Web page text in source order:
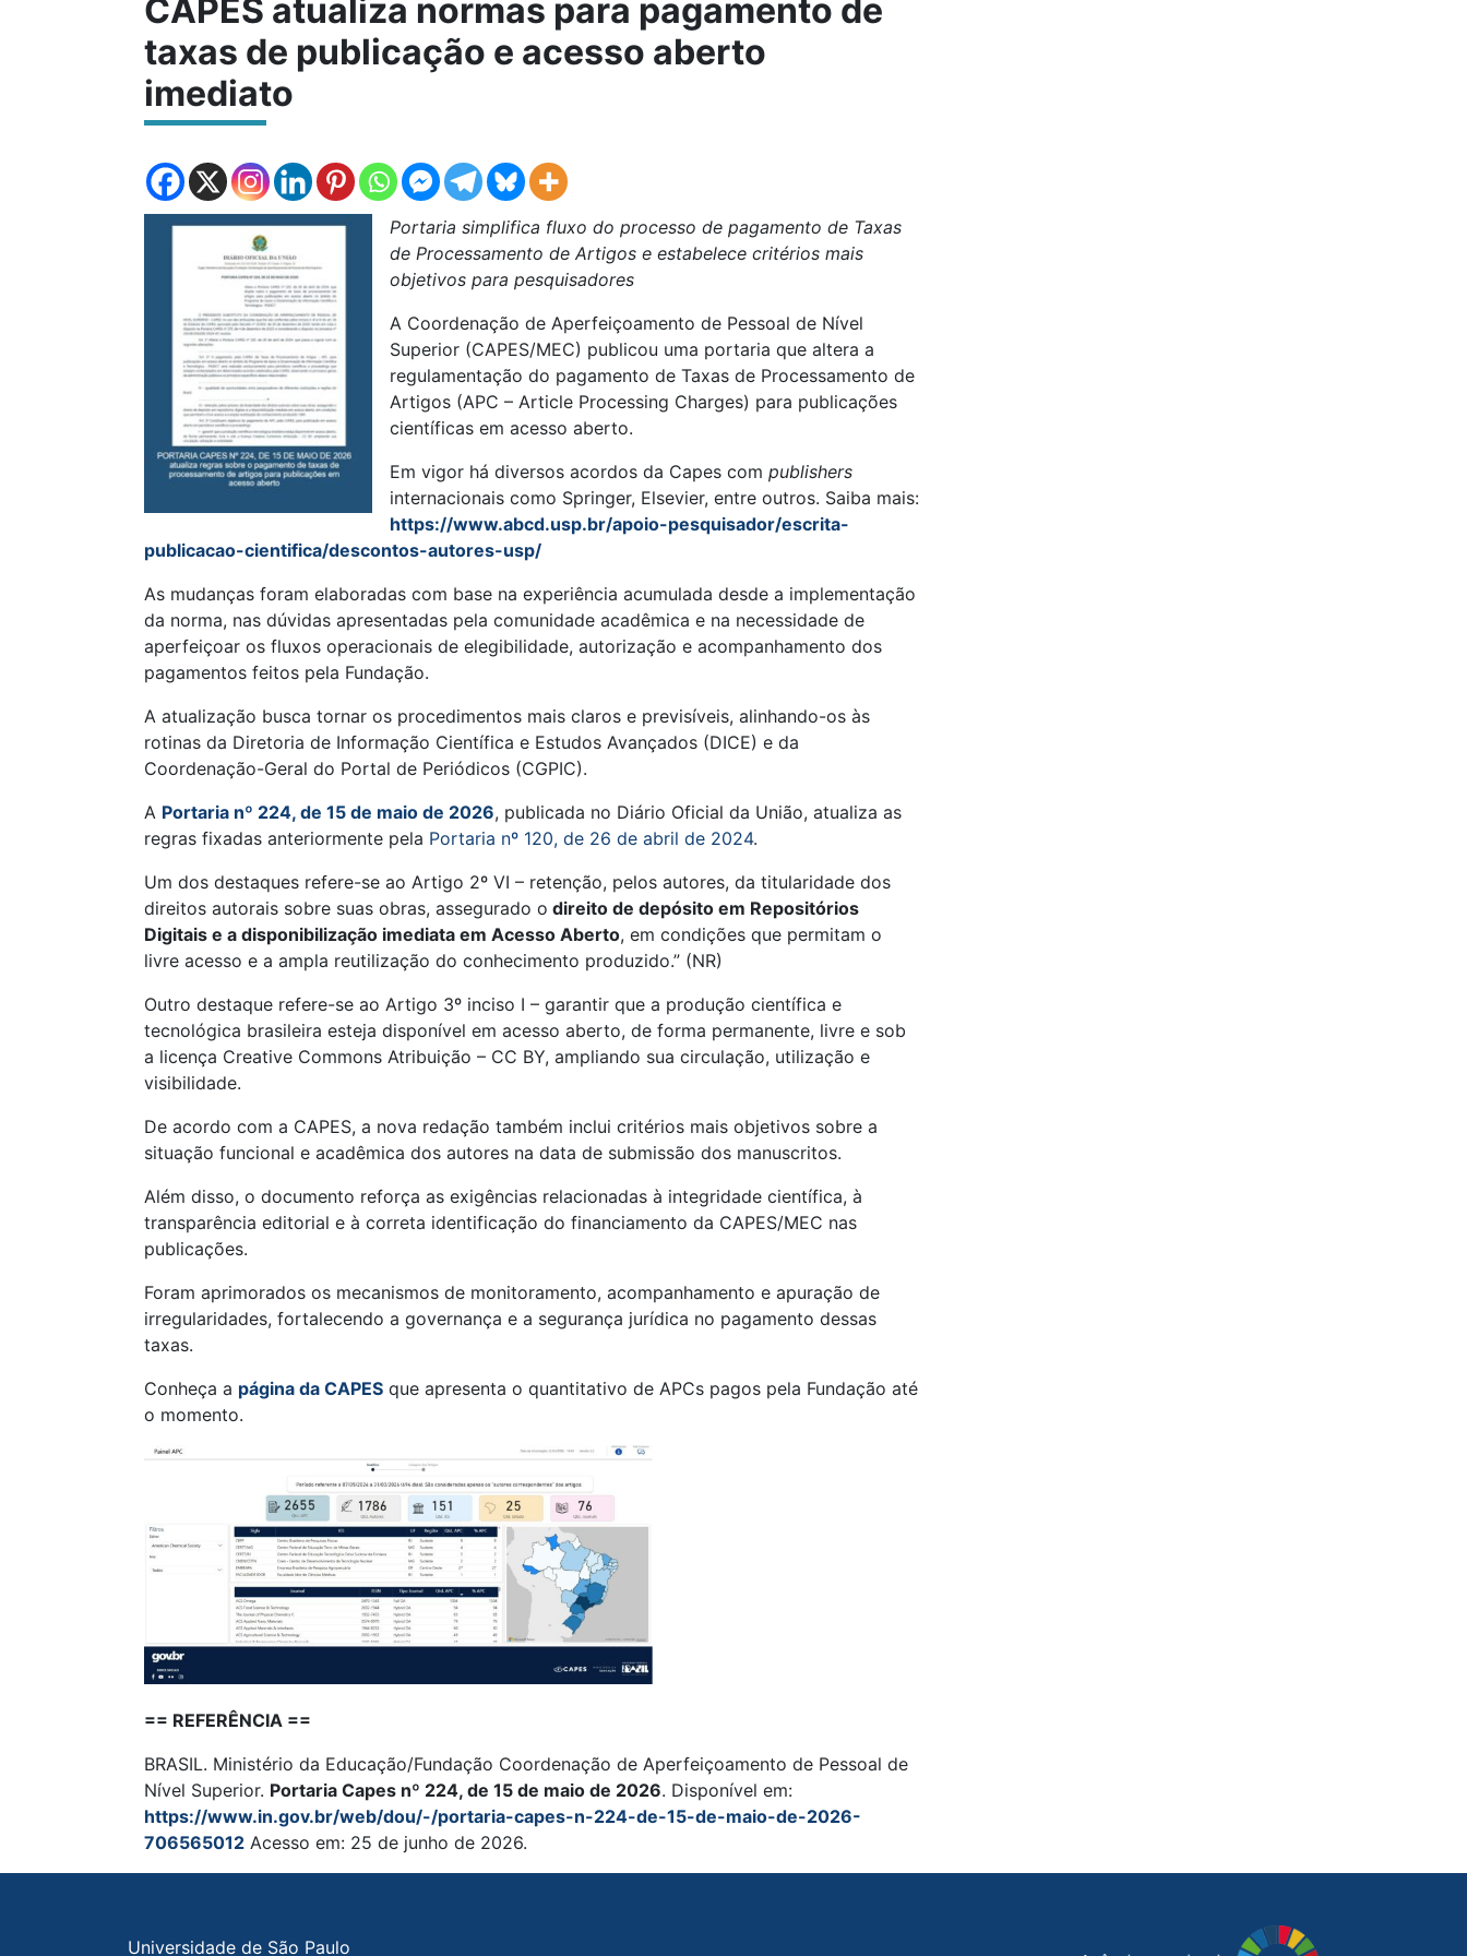
CAPES atualiza normas para pagamento de
taxas de publicação e acesso aberto
imediato
Portaria simplifica fluxo do processo de pagamento de Taxas
de Processamento de Artigos e estabelece critérios mais
objetivos para pesquisadores
A Coordenação de Aperfeiçoamento de Pessoal de Nível
Superior (CAPES/MEC) publicou uma portaria que altera a
regulamentação do pagamento de Taxas de Processamento de
Artigos (APC – Article Processing Charges) para publicações
científicas em acesso aberto.
Em vigor há diversos acordos da Capes com publishers
internacionais como Springer, Elsevier, entre outros. Saiba mais:
https://www.abcd.usp.br/apoio-pesquisador/escrita-
publicacao-cientifica/descontos-autores-usp/
As mudanças foram elaboradas com base na experiência acumulada desde a implementação
da norma, nas dúvidas apresentadas pela comunidade acadêmica e na necessidade de
aperfeiçoar os fluxos operacionais de elegibilidade, autorização e acompanhamento dos
pagamentos feitos pela Fundação.
A atualização busca tornar os procedimentos mais claros e previsíveis, alinhando-os às
rotinas da Diretoria de Informação Científica e Estudos Avançados (DICE) e da
Coordenação-Geral do Portal de Periódicos (CGPIC).
A Portaria nº 224, de 15 de maio de 2026, publicada no Diário Oficial da União, atualiza as
regras fixadas anteriormente pela Portaria nº 120, de 26 de abril de 2024.
Um dos destaques refere-se ao Artigo 2º VI – retenção, pelos autores, da titularidade dos
direitos autorais sobre suas obras, assegurado o direito de depósito em Repositórios
Digitais e a disponibilização imediata em Acesso Aberto, em condições que permitam o
livre acesso e a ampla reutilização do conhecimento produzido.” (NR)
Outro destaque refere-se ao Artigo 3º inciso I – garantir que a produção científica e
tecnológica brasileira esteja disponível em acesso aberto, de forma permanente, livre e sob
a licença Creative Commons Atribuição – CC BY, ampliando sua circulação, utilização e
visibilidade.
De acordo com a CAPES, a nova redação também inclui critérios mais objetivos sobre a
situação funcional e acadêmica dos autores na data de submissão dos manuscritos.
Além disso, o documento reforça as exigências relacionadas à integridade científica, à
transparência editorial e à correta identificação do financiamento da CAPES/MEC nas
publicações.
Foram aprimorados os mecanismos de monitoramento, acompanhamento e apuração de
irregularidades, fortalecendo a governança e a segurança jurídica no pagamento dessas
taxas.
Conheça a página da CAPES que apresenta o quantitativo de APCs pagos pela Fundação até
o momento.
== REFERÊNCIA ==
BRASIL. Ministério da Educação/Fundação Coordenação de Aperfeiçoamento de Pessoal de
Nível Superior. Portaria Capes nº 224, de 15 de maio de 2026. Disponível em:
https://www.in.gov.br/web/dou/-/portaria-capes-n-224-de-15-de-maio-de-2026-
706565012 Acesso em: 25 de junho de 2026.
Rodapé do site
Universidade de São Paulo